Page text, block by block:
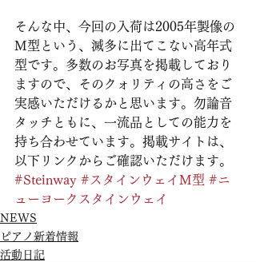
そんな中、今回の入荷は2005年製像の
M型という、滅多に出てこない高年式
型です。多数のお写真を掲載しており
ますので、そのクォリティの高さをご
実感いただけるかと思います。勿論音
タッチともに、一流品としての能力を
持ち合わせています。掲載サイトは、
以下リンクからご確認いただけます。
#Steinway #スタインウェイM型 #ニ
ューヨークスタインウェイ
NEWS
ピアノ新着情報
活動日記